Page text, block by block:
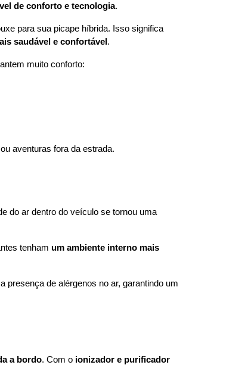
de conforto e tecnologia.
para sua picape híbrida. Isso significa
saudável e confortável .
muito conforto:
aventuras fora da estrada.
do ar dentro do veículo se tornou uma
tenham um ambiente interno mais
presença de alérgenos no ar, garantindo um
a bordo. Com o ionizador e purificador